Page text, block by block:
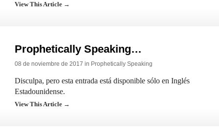
View This Article →
Prophetically Speaking…
08 de noviembre de 2017 in Prophetically Speaking
Disculpa, pero esta entrada está disponible sólo en Inglés
Estadounidense.
View This Article →